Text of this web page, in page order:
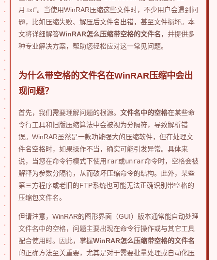
月.txt”。当使用WinRAR压缩这些文件时，不少用户会遇到问
题，比如压缩失败、解压后文件名出错，甚至文件损坏。本
文将详细解答WinRAR怎么压缩带空格的文件名，并提供多
种专业解决方案，帮助您轻松应对这一常见问题。
为什么带空格的文件名在WinRAR压缩中会出
现问题？
首先，我们需要理解问题的根源。 文件名中的空格在某些命
令行工具和旧版压缩算法中会被视为分隔符，导致解析错
误。WinRAR虽然是一款功能强大的压缩软件，但在处理文
件名空格时，如果操作不当，确实可能引发异常。具体来
说，当您在命令行模式下使用 rar或unrar命令时，空格会被
解释为参数分隔符，从而破坏压缩命令的结构。此外，某些
第三方程序或老旧的FTP系统也可能无法正确识别带空格的
压缩包文件名。
但请注意，WinRAR的图形界面（GUI）版本通常能自动处理
文件名中的空格，问题主要出现在命令行操作或与其它工具
配合使用时。因此，掌握WinRAR怎么压缩带空格的文件名
的正确方法至关重要，尤其是对于需要批量处理或自动化压